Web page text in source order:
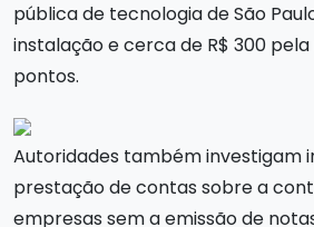
pública de tecnologia de São
instalação e cerca de R$ 300
pontos.
Autoridades também investigam
prestação de contas sobre a
empresas sem a emissão de